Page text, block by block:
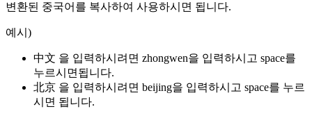
변환된 중국어를 복사하여 사용하시면 됩니다.
예시)
中文 을 입력하시려면 zhongwen을 입력하시고 space를
누르시면됩니다.
北京 을 입력하시려면 beijing을 입력하시고 space를 누르
시면 됩니다.